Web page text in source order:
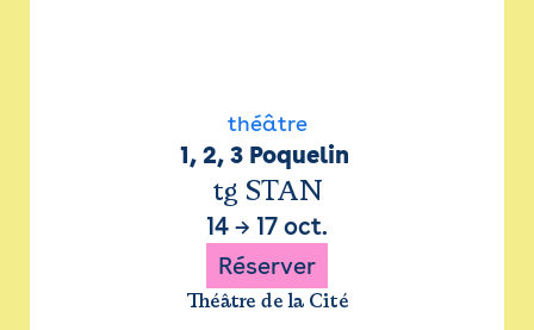
théâtre
1, 2, 3 Poquelin
tg STAN
14 → 17 oct.
Réserver
Théâtre de la Cité